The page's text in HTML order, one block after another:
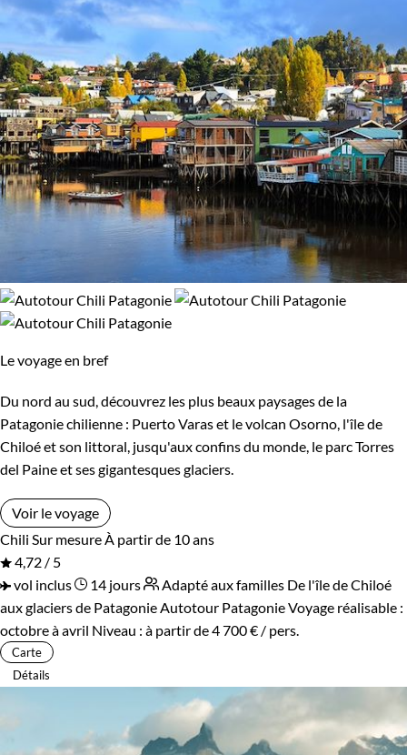
Régions
Patagonie
Environnement
Forêts, collines, rivières et lacsPatrimoine et Nature
Le voyage en bref
Du nord au sud, découvrez les plus beaux paysages de la
Patagonie chilienne : Puerto Varas et le volcan Osorno, l'île de
Chiloé et son littoral, jusqu'aux confins du monde, le parc Torres
del Paine et ses gigantesques glaciers.
Voir le voyage
Chili Sur mesure À partir de 10 ans
4,72 / 5
vol inclus
14 jours Adapté aux familles De l'île de Chiloé
aux glaciers de Patagonie Autotour PatagonieVoyage réalisable :
octobre à avril Niveau : à partir de4 700 € / pers.
Carte
Détails